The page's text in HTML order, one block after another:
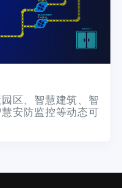
区、智慧建筑、智
安防监控等动态可